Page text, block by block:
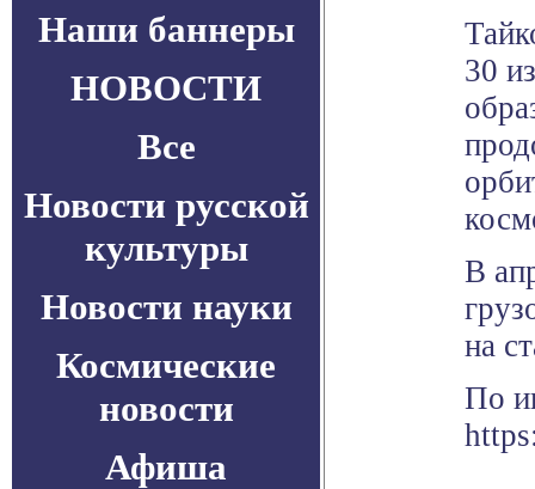
Наши баннеры
НОВОСТИ
Все
Новости русской
культуры
Новости науки
Космические
новости
Афиша
30
В
на
По